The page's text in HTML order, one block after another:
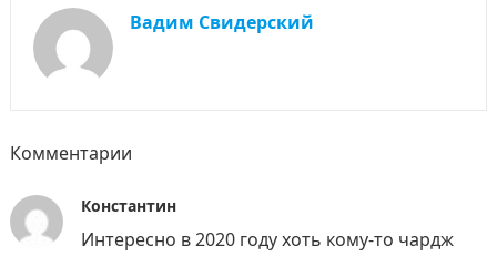
Вадим Свидерский
Комментарии
Константин
Интересно в 2020 году хоть кому-то чардж